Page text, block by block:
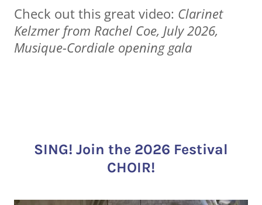
Check out this great video: Clarinet
Kelzmer from Rachel Coe, July 2026,
Musique-Cordiale opening gala
SING! Join the 2026 Festival
CHOIR!